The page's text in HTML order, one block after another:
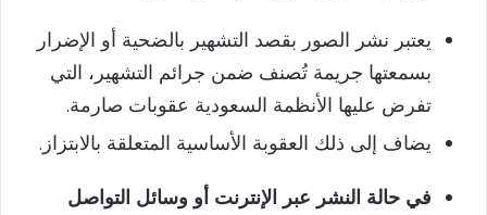
يعتبر نشر الصور بقصد التشهير بالضحية أو الإضرار
بسمعتها جريمة تُصنف ضمن جرائم التشهير، التي
تفرض عليها الأنظمة السعودية عقوبات صارمة.
يضاف إلى ذلك العقوبة الأساسية المتعلقة بالابتزاز.
في حالة النشر عبر الإنترنت أو وسائل التواصل